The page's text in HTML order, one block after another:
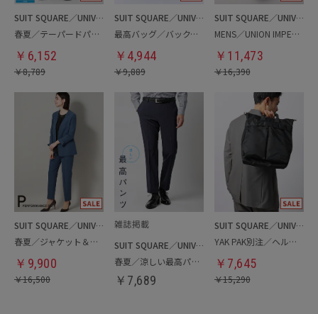
SUIT SQUARE／UNIVERSAL LANGUAGE
春夏／テーパードパンツ
￥ 6,152
￥8,789
SUIT SQUARE／UNIVERSAL LANGUAGE
最高バッグ／バックパック
￥ 4,944
￥9,889
SUIT SQUARE／UNIVERSAL LANGUAGE
MENS／UNION IMPERIAL監修／コインローファー
￥ 11,473
￥16,390
SUIT SQUARE／UNIVERSAL LANGUAGE／WHITE
春夏／ジャケット＆パンツセットアップ／洗濯ネット付き
￥ 9,900
￥16,500
SUIT SQUARE／UNIVERSAL LANGUAGE
春夏／涼しい最高パンツ
￥ 7,689
SUIT SQUARE／UNIVERSAL LANGUAGE
YAK PAK別注／ヘルメットバッグ
￥ 7,645
￥15,290